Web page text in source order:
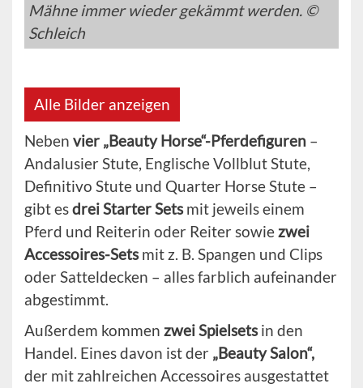
Mähne immer wieder gekämmt werden. ©
Schleich
Alle Bilder anzeigen
Neben vier „Beauty Horse“-Pferdefiguren –
Andalusier Stute, Englische Vollblut Stute,
Definitivo Stute und Quarter Horse Stute –
gibt esdrei Starter Setsmit jeweils einem
Pferd und Reiterin oder Reiter sowiezwei
Accessoires-Setsmit z. B. Spangen und Clips
oder Satteldecken – alles farblich aufeinander
abgestimmt.
Außerdem kommen zwei Spielsetsin den
Handel. Eines davon ist der „Beauty Salon“,
der mit zahlreichen Accessoires ausgestattet